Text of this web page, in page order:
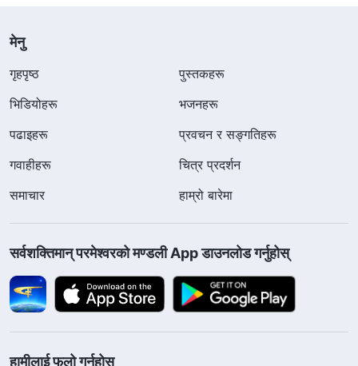
मेनु
गृहपृष्ठ
पुस्तकहरू
भिडियोहरू
भजनहरू
पढाइहरू
प्रवचन र सङ्गतिहरू
गवाहीहरू
चित्र प्रदर्शन
समाचार
हाम्रो बारेमा
सर्वशक्तिमान्‌ परमेश्‍वरको मण्डली App डाउनलोड गर्नुहोस्
हामीलाई फलो गर्नुहोस्